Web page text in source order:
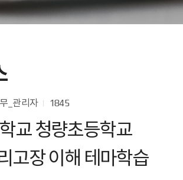
_관리자 1845
교 청량초등학교
고장 이해 테마학습